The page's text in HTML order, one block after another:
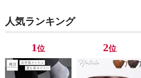
ゼント 敬老の日 男
性用 安眠サポート
プルデザイン 杢グレ
ームウェア リカバリ
人気ランキング
1位 2位